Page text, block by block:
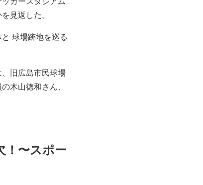
見返した。
球場跡地を巡る
旧広島市民球場
木山徳和さん、
！〜スポー